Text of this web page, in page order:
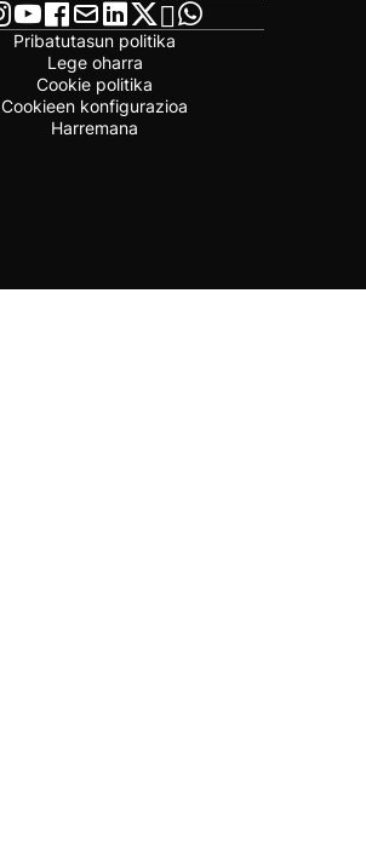
Pribatutasun politika
Lege oharra
Cookie politika
Cookieen konfigurazioa
Harremana